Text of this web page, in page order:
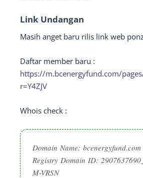
Link Undangan
Masih anget baru rilis link web
Daftar member baru :
https://m.bcenergyfund.com/
r=Y4ZJV
Whois check :
Domain Name: bcenergyfund.com
Registry Domain ID:
M-VRSN